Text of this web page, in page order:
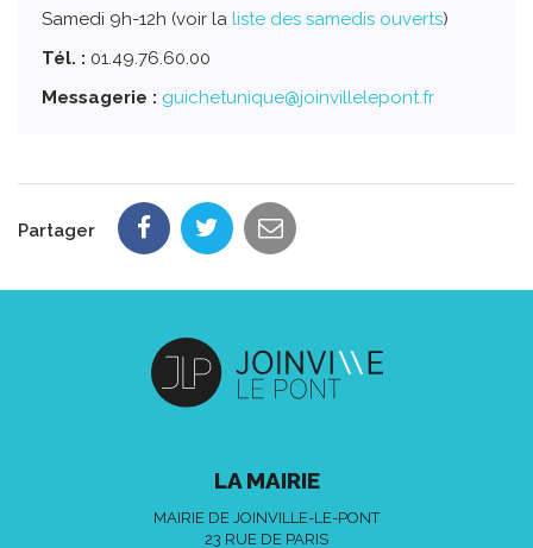
Samedi 9h-12h (voir la liste des samedis ouverts)
Tél. : 01.49.76.60.00
Messagerie : guichetunique@joinvillelepont.fr
Partager
LA MAIRIE
MAIRIE DE JOINVILLE-LE-PONT
23 RUE DE PARIS